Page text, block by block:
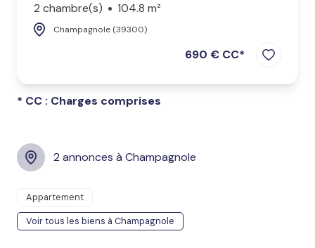
2 chambre(s)
104.8 m²
Champagnole (39300)
690 € CC*
* CC : Charges comprises
2 annonces à Champagnole
Appartement
Voir tous les biens à Champagnole